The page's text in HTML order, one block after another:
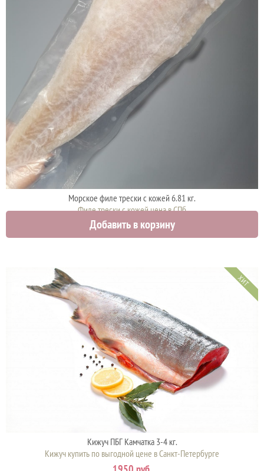
Морское филе трески с кожей 6.81 кг.
Филе трески с кожей цена в СПб
1050 руб.
Добавить в корзину
ХИТ
Кижуч ПБГ Камчатка 3-4 кг.
Кижуч купить по выгодной цене в Санкт-Петербурге